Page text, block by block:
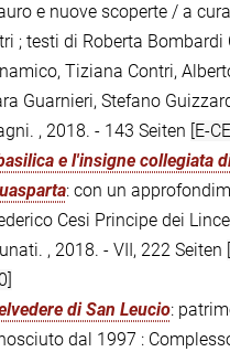
e nuove scoperte / a
; testi di Roberta Bombardi
Tiziana Contri,
Guarnieri, Stefano
, 2018. - 143 Seiten [E-
e l'insigne collegiata
: con un
Cesi Principe dei
, 2018. - VII, 222 Seiten
di San Leucio:
dal 1997 :